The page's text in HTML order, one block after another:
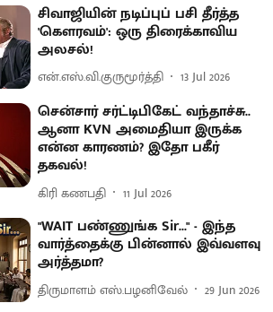
சிவாஜியின் நடிப்புப் பசி தீர்த்த
'கௌரவம்': ஒரு திரைக்காவிய
அலசல்!
என்.எஸ்.வி.குருமூர்த்தி 13 Jul 2026
சென்சார் சர்ட்டிபிகேட் வந்தாச்சு..
ஆனா KVN அமைதியா இருக்க
என்ன காரணம்? இதோ பகீர்
தகவல்!
கிரி கணபதி 11 Jul 2026
"WAIT பண்ணுங்க Sir..." - இந்த
வார்த்தைக்கு பின்னால் இவ்வளவு
அர்த்தமா?
திருமாளம் எஸ்.பழனிவேல் 29 Jun 2026